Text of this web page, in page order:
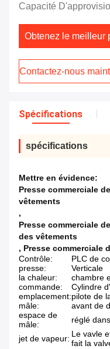
Capacité
Obtenez le meilleur
Contactez-nous
Spécifications
spécifications
Mettre en évidence:
Presse commerciale
vêtements
,
Presse commerciale
des vêtements
, Presse commerciale
Contrôle:
PLC de
presse:
Verticale
la chaleur:
chambre
commande:
Cylindre
emplacement:pilote de
mâle:
avant de
espace de
mâle:
réglé
jet de vapeur: Le vavle
fait la